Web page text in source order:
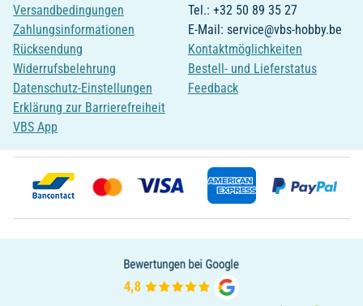
Versandbedingungen
Zahlungsinformationen
Rücksendung
Widerrufsbelehrung
Datenschutz-Einstellungen
Erklärung zur Barrierefreiheit
VBS App
Tel.: +32 50 89 35 27
E-Mail: service@vbs-hobby.be
Kontaktmöglichkeiten
Bestell- und Lieferstatus
Feedback